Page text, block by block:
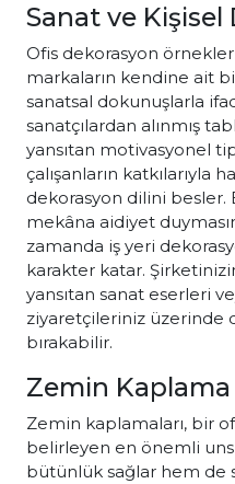
Sanat ve
Ofis dekorasyon
markaların kendine ait
sanatsal dokunuşlarla
sanatçılardan alınmış
yansıtan motivasyonel
çalışanların katkılarıyla
dekorasyon dilini besler.
mekâna aidiyet
zamanda iş yeri
karakter katar.
yansıtan sanat eserleri
ziyaretçileriniz üzerinde
bırakabilir.
Zemin
Zemin kaplamaları, bir
belirleyen en önemli
bütünlük sağlar hem de